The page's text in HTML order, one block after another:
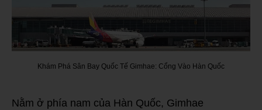
Khám Phá Sân Bay Quốc Tế Gimhae: Cổng Vào Hàn Quốc
Nằm ở phía nam của Hàn Quốc, Gimhae